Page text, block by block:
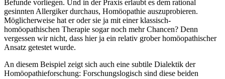
Befunde vorliegen. Und in der Praxis erlaubt es dem rational
gesinnten Allergiker durchaus, Homöopathie auszuprobieren.
Möglicherweise hat er oder sie ja mit einer klassisch-
homöopathischen Therapie sogar noch mehr Chancen? Denn
vergessen wir nicht, dass hier ja ein relativ grober homöopathischer
Ansatz getestet wurde.
An diesem Beispiel zeigt sich auch eine subtile Dialektik der
Homöopathieforschung: Forschungslogisch sind diese beiden